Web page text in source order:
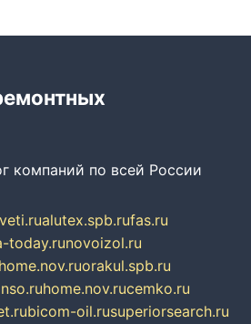
компаний по всей России
alutex.spb.rufas.ru
today.runovoizol.ru
orakul.spb.ru
home.nov.rucemko.ru
bicom-oil.rusuperiorsearch.ru